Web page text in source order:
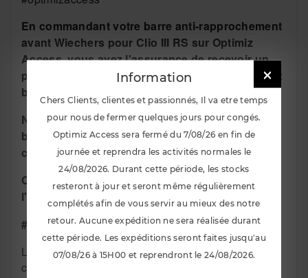
En commandant votre barre anti-rapprochement
avant Wiechers pour Clio III RS sur Optimiz
Access, vous avez l'assurance de recevoir un
produit de qualité qui répondra parfaitement aux
besoins de votre véhicule.
N'hésitez pas à nous contacter si vous avez
besoin de conseils ou d'informations
complémentaires.
Optimiz Access, votre partenaire pour
l'amélioration de votre expérience de conduite !
### Informations complémentaires :
La barre anti-rapprochement avant Wiechers est
compatible avec les points d'ancrage d'origine du

Information
Chers Clients, clientes et passionnés, Il va etre temps
pour nous de fermer quelques jours pour congés.
Optimiz Access sera fermé du 7/08/26 en fin de
journée et reprendra les activités normales le
24/08/2026. Durant cette période, les stocks
resteront à jour et seront même régulièrement
complétés afin de vous servir au mieux des notre
retour. Aucune expédition ne sera réalisée durant
cette période. Les expéditions seront faites jusqu'au
07/08/26 à 15H00 et reprendront le 24/08/2026.